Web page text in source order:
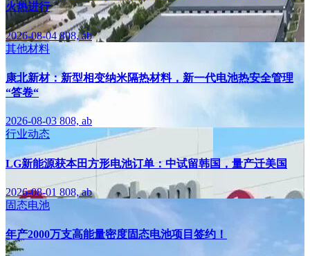
火热进行
2026-08-04808, ab
其他材料
康北新材：新型相变纳米隔热材料，新一代电池热安全管理
“答卷“
2026-08-03808, ab
行业动态
LG新能源获本田方形电池订单：中试留韩国，量产迁美国
2026-08-01 808, ab
固态电池
年产2000万支高能量密度固态电池项目签约！